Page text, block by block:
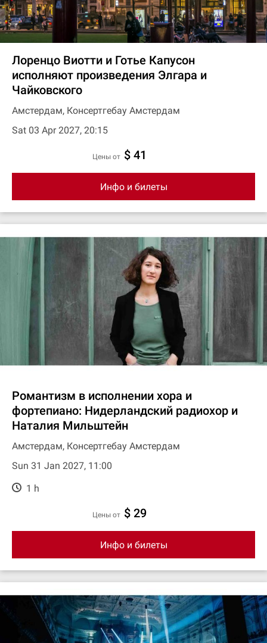
Лоренцо Виотти и Готье Капусон
исполняют произведения Элгара и
Чайковского
Амстердам, Консертгебау Амстердам
Sat 03 Apr 2027, 20:15
цены от $ 41
Инфо и билеты
Романтизм в исполнении хора и
фортепиано: Нидерландский радиохор и
Наталия Мильштейн
Амстердам, Консертгебау Амстердам
Sun 31 Jan 2027, 11:00
1 h
цены от $ 29
Инфо и билеты